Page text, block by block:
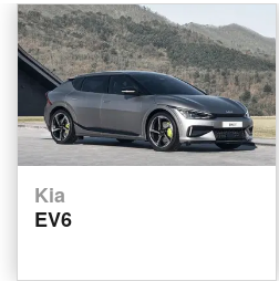
Kia
EV6